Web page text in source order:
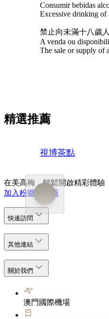
Consumir bebidas
Excessive drinking of
禁止向未滿十八歲
A venda ou
The sale or supply of
精選推薦
視博茶點
在美高梅，輕鬆開啟精彩體驗
加入粉獅福利團
快速訪問
其他連結
關於我們
澳門國際機場